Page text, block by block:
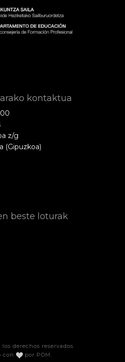
kontaktua
z/g
(Gipuzkoa)
beste loturak
los derechos reservados
con
por POM